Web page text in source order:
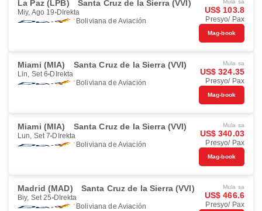
La Paz (LPB) Santa Cruz de la Sierra (VVI)
Miy, Ago 19 DIrekta
Boliviana de Aviación
Mula sa
US$ 103.8
Presyo/ Pax
Mag-book
Miami (MIA) Santa Cruz de la Sierra (VVI)
Lin, Set 6 DIrekta
Boliviana de Aviación
Mula sa
US$ 324.35
Presyo/ Pax
Mag-book
Miami (MIA) Santa Cruz de la Sierra (VVI)
Lun, Set 7 DIrekta
Boliviana de Aviación
Mula sa
US$ 340.03
Presyo/ Pax
Mag-book
Madrid (MAD) Santa Cruz de la Sierra (VVI)
Biy, Set 25 DIrekta
Boliviana de Aviación
Mula sa
US$ 466.6
Presyo/ Pax